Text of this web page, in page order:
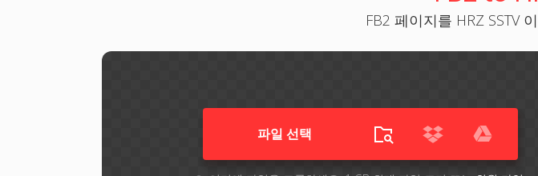
FB2 페이지를 HRZ SSTV
파일 선택